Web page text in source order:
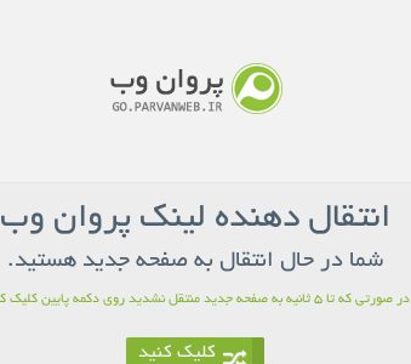
انتقال دهنده لینک پروان وب
شما در حال انتقال به صفحه جدید هستید.
در صورتی که تا 5 ثانیه به صفحه جدید منتقل نشدید روی دکمه پایین کلیک کنید
کلیک کنید